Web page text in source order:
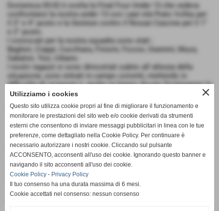
Domenica 05-02 è svolta la Final Four Under 13 che vedeva
confrontarsi la nostra under 13 con i pari età Prato Volley per
il 3° e 4° posto e la Sestese contro il Nissan Cascine per il 1°
e 2° posto.
I convocati per la nostra squadra sono stati :
Baglieri, Ciappi, Cucchiara, Finisini, Focosi, Giannini, Muca,
Sabatini, Tesi, Urbano.
I nostri ragazzi si sono dimostrati subito all´altezza della
situazione, sono entrati in campo convinti, mettendo in
difficoltà gli avversari e, anche se hanno dovuto fronteggiare la
rimonta tentata dai ragazzi del Prato, hanno concluso il primo
set 25-19.
Nei set successivi, i nostri ragazzi hanno preso maggiore
consapevolezza delle loro possibilità e i punteggi finali sono
stati di 25-12 e 25-11.
I ragazzi del Prato hanno fatto ciò che potevano ma, troppo
piccoli per confrontarsi con i nostri che, comunque hanno
dimostrato una buona crescita tecnica e di squadra. Peccato
per la semifinale contro la Sestese che probabilmente è stata
la peggiore partita giocata in tutto il campionato e ci ha tolto
la soddisfazione di giocare la finale per il 1° e 2° posto
comunque bravi ragazzi, che questo sia un buon punto di
partenza.
close
Utilizziamo i cookies
Questo sito utilizza cookie propri al fine di migliorare il funzionamento e
monitorare le prestazioni del sito web e/o cookie derivati da strumenti
esterni che consentono di inviare messaggi pubblicitari in linea con le tue
preferenze, come dettagliato nella Cookie Policy. Per continuare è
necessario autorizzare i nostri cookie. Cliccando sul pulsante
ACCONSENTO, acconsenti all'uso dei cookie. Ignorando questo banner e
navigando il sito acconsenti all'uso dei cookie.
Cookie Policy - Privacy Policy
Il tuo consenso ha una durata massima di 6 mesi.
Cookie accettati nel consenso: nessun consenso